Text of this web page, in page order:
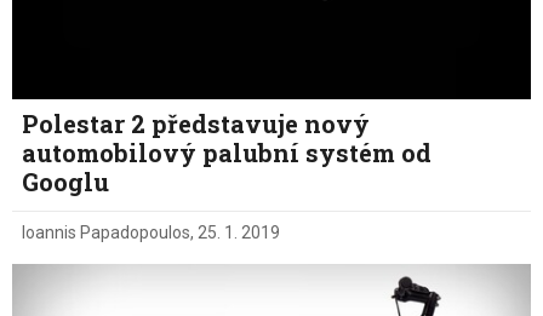
Polestar 2 představuje nový
automobilový palubní systém od
Googlu
Ioannis Papadopoulos, 25. 1. 2019